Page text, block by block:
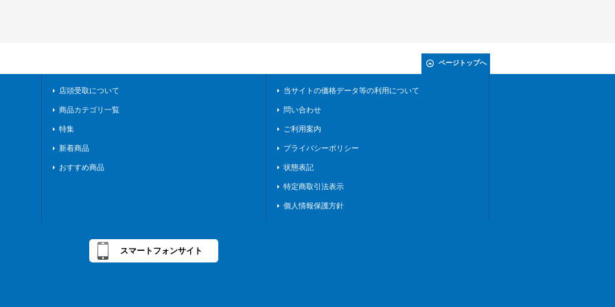
ページトップへ
店頭受取について
商品カテゴリ一覧
特集
新着商品
おすすめ商品
当サイトの価格データ等の利用について
問い合わせ
ご利用案内
プライバシーポリシー
状態表記
特定商取引法表示
個人情報保護方針
スマートフォンサイト